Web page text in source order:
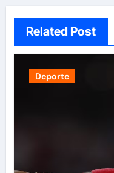
Related Post
Deporte